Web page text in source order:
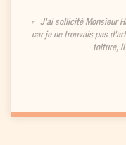
J'ai sollicité Monsieur
car je ne trouvais pas
toiture,